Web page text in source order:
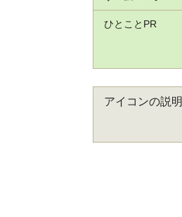
ひとことPR
アイコンの説明